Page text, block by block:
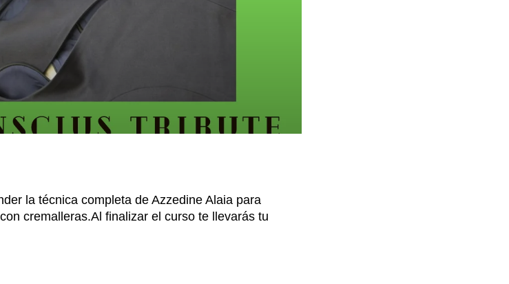
la técnica completa de Azzedine Alaia para
cremalleras.Al finalizar el curso te llevarás tu